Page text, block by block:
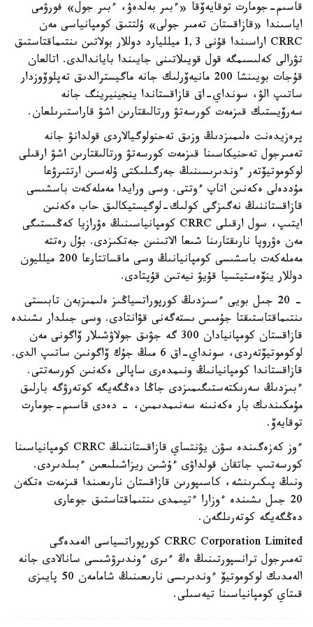
قاسىم-جومارت توقايەۆقا «ءبىر بەلدەۋ، ءبىر جول» فورۋمى
اياسىندا «قازاقستان تەمىر جولى» ۇلتتىق كومپانياسى مەن
CRRC اراسىندا قۇنى 1,3 ميلليارد دوللار بولاتىن ىنتىماقتاستىق
تۋرالى كەلىسىمگە قول قويىلاتىنى جايىندا باياندالدى. اتالعان
قۇجات بويىنشا 200 مانيەۆرلىك جانە ماگيسترالدىق تەپلوۆوزدار
ساتىپ الۋ، سونداي-اق قازاقستاندا ينجينيرينگ جانە
سەرۆيستىك قىزمەت كورسەتۋ ورتالىقتارىن اشۋ قاراستىرىلعان.
پرەزيدەنت ەلىمىزدىڭ وزىق تەحنولوگيالاردى قولدانۋ جانە
تەمىرجول تەحنيكاسىنا قىزمەت كورسەتۋ ورتالىقتارىن اشۋ ارقىلى
لوكوموتيۆتەر ءوندىرىسىنىڭ جەرگىلىكتى ۇلەسىن ارتتىرۋعا
مۇددەلى ەكەنىن اتاپ ءوتتى. وسى ورايدا مەملەكەت باسشىسى
قازاقستاننىڭ نەگىزگى كولىك-لوگيستيكالىق حاب ەكەنىن
ايتىپ، سول ارقىلى CRRC كومپانياسىنىڭ ەۋرازيا كەڭىستىگى
مەن ەۋروپا نارىقتارىنا شىعا الاتىنىن جەتكىزدى. بۇل رەتتە
مەملەكەت باسشىسى كومپانيانىڭ وسى ماقساتتارعا 200 ميلليون
دوللار ينۆەستيتسيا قۇيۋ نيەتىن قۇپتادى.
- 20 جىل بويى ءسىزدىڭ كورپوراتسياڭىز ەلىمىزبەن تابىستى
ىنتىماقتاستىقتا جۇمىس ىستەگەنى قۋانتادى. وسى جىلدار ىشىندە
قازاقستان كومپانيادان 300 گە جۋىق جولاۋشىلار ۆاگونى مەن
لوكوموتيۆتەردى، سونداي-اق 6 مىڭ جۇك ۆاگونىن ساتىپ الدى.
قازاقستاندا كومپانيانىڭ ونىمدەرى ساپالى ەكەنىن كورسەتتى.
ءبىزدىڭ سەرىكتەستىگىمىزدى جاڭا دەڭگەيگە كوتەرۋگە بارلىق
مۇمكىندىك بار ەكەنىنە سەنىمدىمىن، - دەدى قاسىم-جومارت
توقايەۆ.
ءوز كەزەگىندە سۋن يۋنتساي قازاقستاننىڭ CRRC كومپانياسىنا
كورسەتىپ جاتقان قولداۋى ءۇشىن ريزاشىلىعىن ءبىلدىردى.
ونىڭ پىكىرىنشە، كاسىپورىن قازاقستان نارىعىندا قىزمەت ەتكەن
20 جىل ىشىندە ءوزارا ءتيىمدى ىنتىماقتاستىق جوعارى
دەڭگەيگە كوتەرىلگەن.
CRRC Corporation Limited كورپوراتسياسى الەمدەگى
تەمىرجول ترانسپورتىنىڭ ەڭ ءىرى ءوندىرۋشىسى سانالادى جانە
الەمدىك لوكوموتيۆ ءوندىرىسى نارىعىنىڭ شامامەن 50 پايىزى
قىتاي كومپانياسىنا تيەسىلى.